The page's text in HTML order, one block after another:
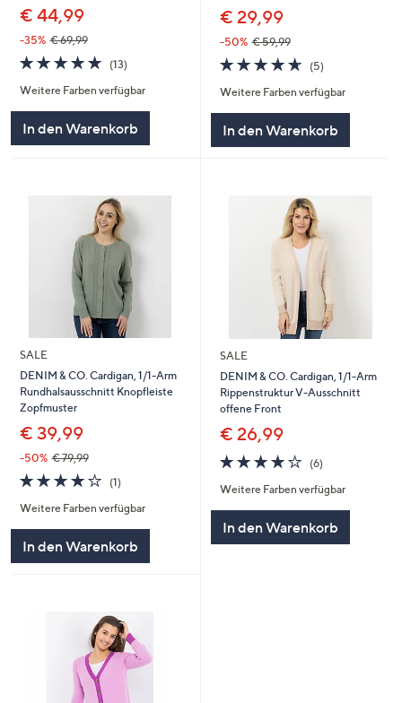
€ 44,99
-35% € 69,99
5.0
von
5
(13)13
Weitere Farben verfügbar
In den Warenkorb
€ 29,99
-50% € 59,99
4.6
von
5
(5)5
Weitere Farben verfügbar
In den Warenkorb
SALE
DENIM & CO. Cardigan, 1/1-Arm
Rundhalsausschnitt Knopfleiste
Zopfmuster
€ 39,99
-50% € 79,99
4.0
von
5
(1)1
Weitere Farben verfügbar
In den Warenkorb
SALE
DENIM & CO. Cardigan, 1/1-Arm
Rippenstruktur V-Ausschnitt
offene Front
€ 26,99
4.0
von
5
(6)6
Weitere Farben verfügbar
In den Warenkorb